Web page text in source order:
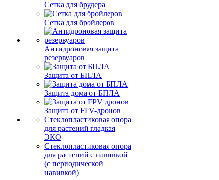
Сетка для брудера
Сетка для бройлеров
Антидроновая защита
резервуаров
Защита от БПЛА
Защита дома от БПЛА
Защита от FPV-дронов
Стеклопластиковая опора
для растений гладкая
ЭКО
Стеклопластиковая опора
для растений с навивкой
(с периодической
навивкой)